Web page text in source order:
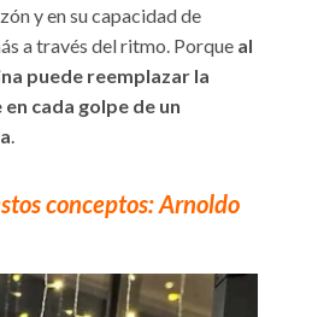
y en su capacidad de
a través del ritmo. Porque al
puede reemplazar la
cada golpe de un
.
conceptos: Arnoldo